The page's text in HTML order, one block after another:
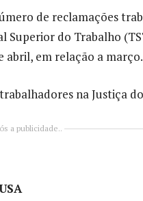
de reclamações
Superior do Trabalho
abril, em relação a março.
na Justiça
a publicidade..